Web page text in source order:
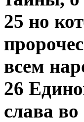
25 но
всем
26
слава